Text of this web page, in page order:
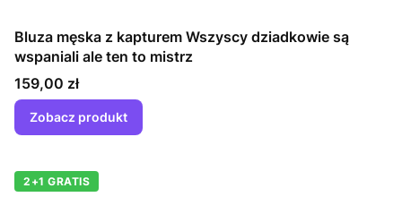
Bluza męska z kapturem Wszyscy dziadkowie są
wspaniali ale ten to mistrz
Cena
159,00 zł
Zobacz produkt
2+1 GRATIS